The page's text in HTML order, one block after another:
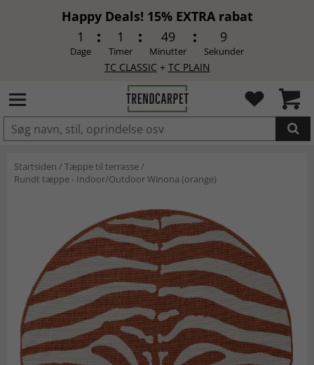
Happy Deals! 15% EXTRA rabat
1
Dage
1
Timer
49
Minutter
8
Sekunder
TC CLASSIC + TC PLAIN
LAGT I INDKØBSKURVEN.
Startsiden /Tæppe til terrasse/
Rundt tæppe - Indoor/Outdoor Winona (orange)